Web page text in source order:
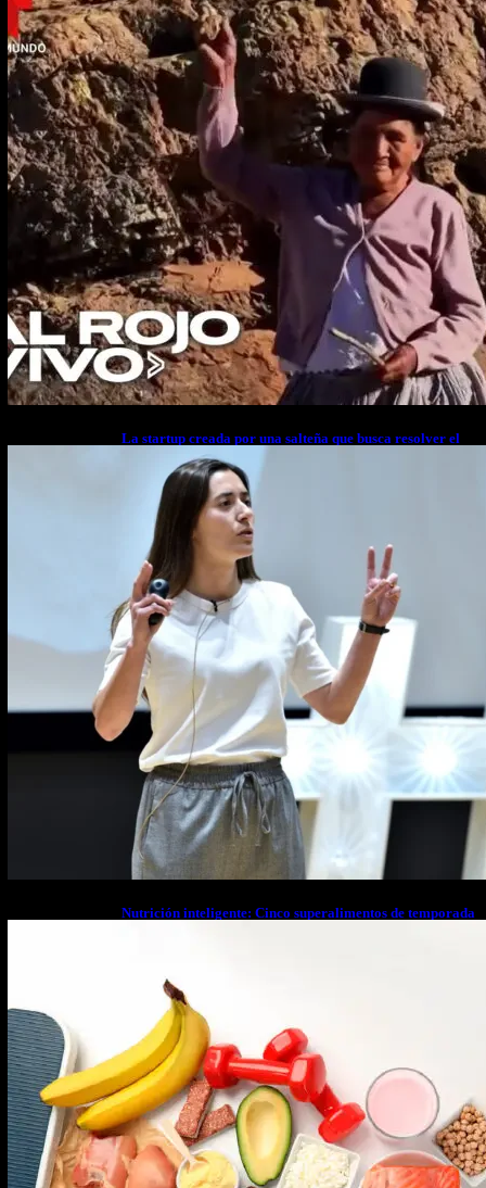
La startup creada por una salteña que busca resolver el
estrés financiero en Latinoamérica
Nutrición inteligente: Cinco superalimentos de temporada